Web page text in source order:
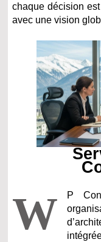
chaque décision
avec une vision
W
P